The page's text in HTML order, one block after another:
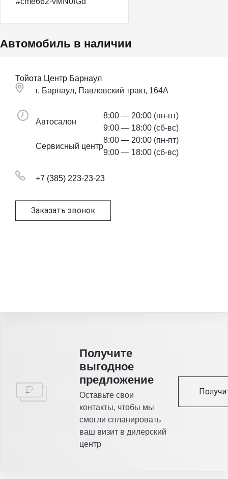
Автомобиль в наличии
Тойота Центр Барнаул
г. Барнаул, Павловский тракт, 164А
Автосалон
8:00 — 20:00 (пн-пт)
9:00 — 18:00 (сб-вс)
Сервисный центр
8:00 — 20:00 (пн-пт)
9:00 — 18:00 (сб-вс)
+7 (385) 223-23-23
Заказать звонок
Получитe
выгодное
предложение
Оставьте свои
контакты, чтобы мы
смогли спланировать
ваш визит в дилерский
центр